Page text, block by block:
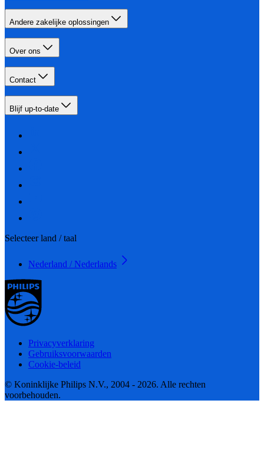
Andere zakelijke oplossingen
Over ons
Contact
Blijf up-to-date
Selecteer land / taal
Nederland / Nederlands
Privacyverklaring
Gebruiksvoorwaarden
Cookie-beleid
© Koninklijke Philips N.V., 2004 - 2026. Alle rechten
voorbehouden.